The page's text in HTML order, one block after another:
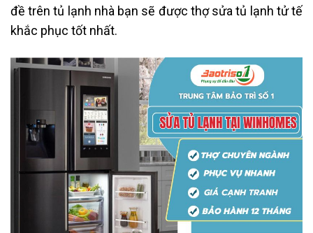
đề trêntủ lạnh nhà bạn sẽ được thợ sửa tủ lạnh tử tế
khắc phục tốt nhất.